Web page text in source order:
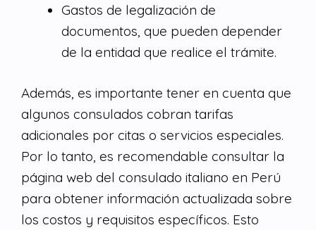
Gastos de legalización de
documentos, que pueden depender
de la entidad que realice el trámite.
Además, es importante tener en cuenta que
algunos consulados cobran tarifas
adicionales por citas o servicios especiales.
Por lo tanto, es recomendable consultar la
página web del consulado italiano en Perú
para obtener información actualizada sobre
los costos y requisitos específicos. Esto